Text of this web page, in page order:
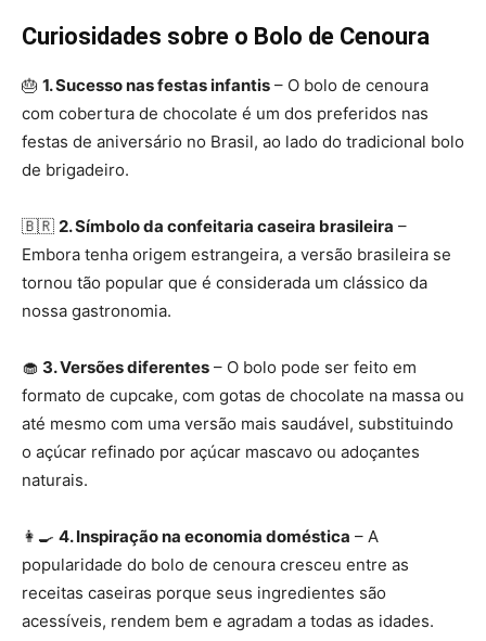
Curiosidades sobre o Bolo de Cenoura
🎂 1. Sucesso nas festas infantis – O bolo de cenoura
com cobertura de chocolate é um dos preferidos nas
festas de aniversário no Brasil, ao lado do tradicional bolo
de brigadeiro.
🇧🇷 2. Símbolo da confeitaria caseira brasileira –
Embora tenha origem estrangeira, a versão brasileira se
tornou tão popular que é considerada um clássico da
nossa gastronomia.
🧁 3. Versões diferentes – O bolo pode ser feito em
formato de cupcake, com gotas de chocolate na massa ou
até mesmo com uma versão mais saudável, substituindo
o açúcar refinado por açúcar mascavo ou adoçantes
naturais.
👩‍🍳 4. Inspiração na economia doméstica – A
popularidade do bolo de cenoura cresceu entre as
receitas caseiras porque seus ingredientes são
acessíveis, rendem bem e agradam a todas as idades.